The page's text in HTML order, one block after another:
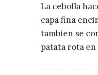
La cebolla
capa fina
tambien se
patata rota